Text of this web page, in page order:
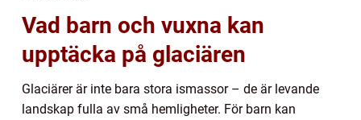
Vad barn och vuxna kan
upptäcka på glaciären
Glaciärer är inte bara stora ismassor – de är levande
landskap fulla av små hemligheter. För barn kan